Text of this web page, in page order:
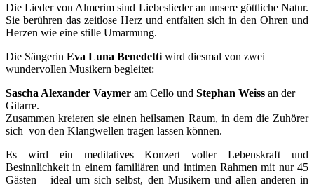
Die Lieder von Almerim sind Liebeslieder an unsere göttliche Natur.
Sie berühren das zeitlose Herz und entfalten sich in den Ohren und
Herzen wie eine stille Umarmung.
Die Sängerin Eva Luna Benedetti wird diesmal von zwei
wundervollen Musikern begleitet:
Sascha Alexander Vaymer am Cello und Stephan Weiss an der
Gitarre.
Zusammen kreieren sie einen heilsamen Raum, in dem die Zuhörer
sich von den Klangwellen tragen lassen können.
Es wird ein meditatives Konzert voller Lebenskraft und
Besinnlichkeit in einem familiären und intimen Rahmen mit nur 45
Gästen – ideal um sich selbst, den Musikern und allen anderen in